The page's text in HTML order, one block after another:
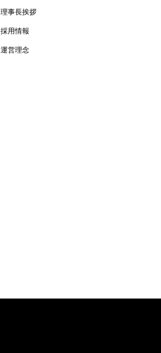
理事長挨拶
採用情報
運営理念